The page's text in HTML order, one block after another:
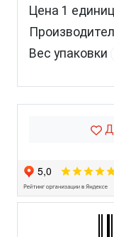
Цена 1
Вес упаковки